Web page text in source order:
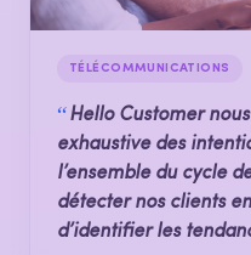
TÉLÉCOMMUNICATIONS
“Hello Customer
exhaustive des
l’ensemble du cycle
détecter nos clients
d’identifier les